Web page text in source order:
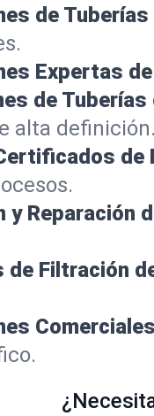
de
Expertas
de Tuberías
alta definición.
de
y Reparación
de Filtración